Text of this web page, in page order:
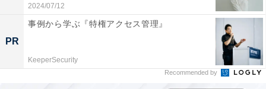
2024/07/12
PR
事例から学ぶ『特権アクセス管理』
KeeperSecurity
Recommended by